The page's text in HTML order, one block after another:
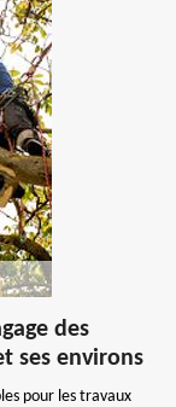
des
ses environs
pour les travaux